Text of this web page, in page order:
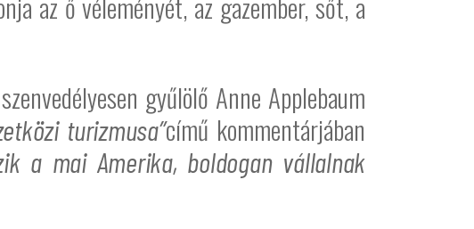
gyűlölő Anne Applebaum
turizmusa”című kommentárjában
a mai Amerika, boldogan vállalnak